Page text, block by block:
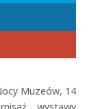
Muzeów, 14